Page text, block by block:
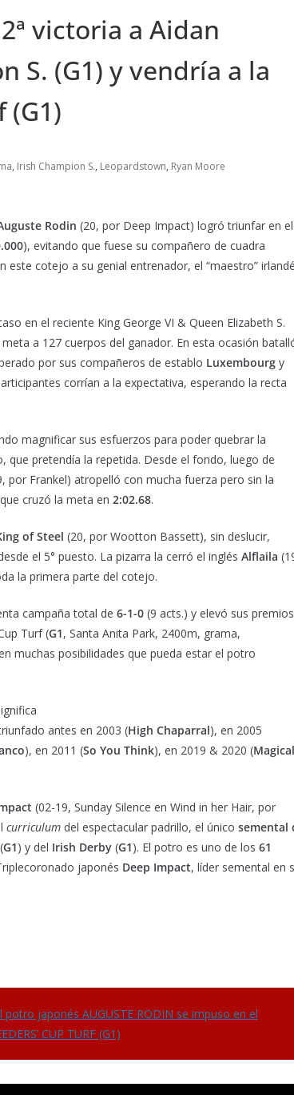
victoria a Aidan
S. (G1) y vendría a la
(G1)
, Irish Champion S., Leopardstown, Ryan Moore
Rodin (20, por Deep Impact) logró triunfar en el
), evitando que fuese su compañero de cuadra
este cotejo a su genial entrenador, el “maestro”
en el reciente King George VI & Queen Elizabeth S.
a 127 cuerpos del ganador. En esta ocasión
por sus compañeros de establo Luxembourg y
corrían a la expectativa, esperando la recta
magnificar sus esfuerzos para poder quebrar la
que pretendía la repetida. Desde el fondo, luego de
por Frankel) atropelló con mucha fuerza pero sin la
cruzó la meta en 2:02.68.
of Steel (20, por Wootton Bassett), sin deslucir,
el 5° puesto. La pizarra la cerró el inglés Alflaila
la primera parte del cotejo.
campaña total de 6-1-0 (9 acts.) y elevó sus
Turf (G1, Santa Anita Park, 2400m, grama,
muchas posibilidades que pueda estar el potro
antes en 2003 (High Chaparral), en 2005
), en 2011 (So You Think), en 2019 & 2020 (Magical
(02-19, Sunday Silence en Wind in her Hair, por
curriculum del espectacular padrillo, el único semental
(G1) y del Irish Derby (G1). El potro es uno de los 61
japonés Deep Impact, líder semental en
potro japonés AUGUSTE RODIN se impuso en el
CUP TURF (G1)